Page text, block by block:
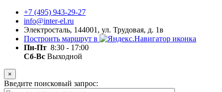
+7 (495) 943-29-27
info@inter-el.ru
Электросталь, 144001, ул. Трудовая, д. 1в
Построить маршрут в
Пн-Пт 8:30 - 17:00
Сб-Вс Выходной
×
Введите поисковый запрос: